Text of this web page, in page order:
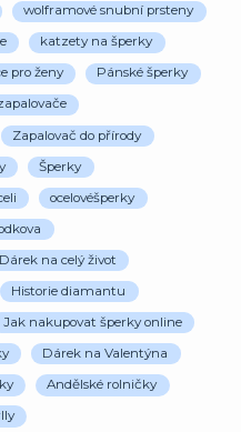
wolframové snubní prsteny
katzety na šperky
pro ženy Pánské šperky
Zapalovač do přírody
Šperky
ocelovéšperky
Dárek na celý život
Historie diamantu
Jak nakupovat šperky online
Dárek na Valentýna
Andělské rolničky